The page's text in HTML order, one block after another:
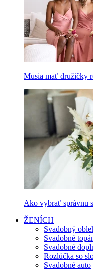
Musia mať družičky
Ako vybrať správnu
ŽENÍCH
Svadobný
Svadobné
Svadobné
Rozlúčka so
Svadobné auto